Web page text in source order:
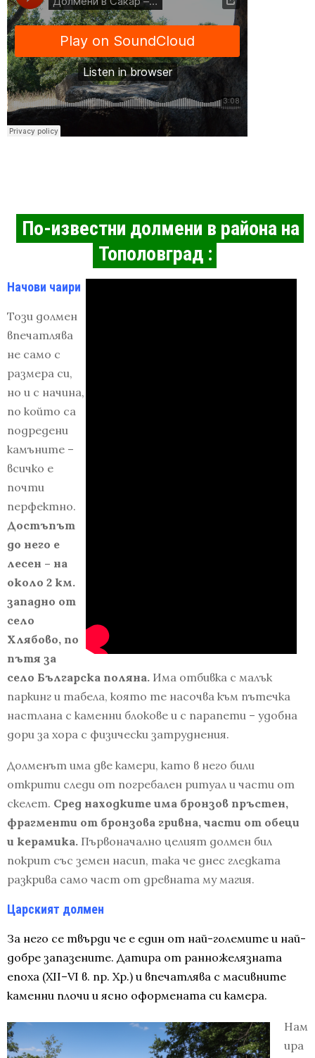
По-известни долмени в района на
Тополовград :
Начови чаири
Този долмен
впечатлява
не само с
размера си,
но и с начина,
по който са
подредени
камъните –
всичко е
почти
перфектно.
Достъпът
до него е
лесен – на
около 2 км.
западно от
село
Хлябово, по
пътя за
село Българска поляна. Има отбивка с малък
паркинг и табела, която те насочва към пътечка
настлана с каменни блокове и с парапети – удобна
дори за хора с физически затруднения.
Долменът има две камери, като в него били
открити следи от погребален ритуал и части от
скелет. Сред находките има бронзов пръстен,
фрагменти от бронзова гривна, части от обеци
и керамика. Първоначално целият долмен бил
покрит със земен насип, така че днес гледката
разкрива само част от древната му магия.
Царският долмен
За него се твърди че е един от най-големите и най-
добре запазените. Датира от ранножелязната
епоха (XII–VI в. пр. Хр.) и впечатлява с масивните
каменни плочи и ясно оформената си камера.
Нам
ира